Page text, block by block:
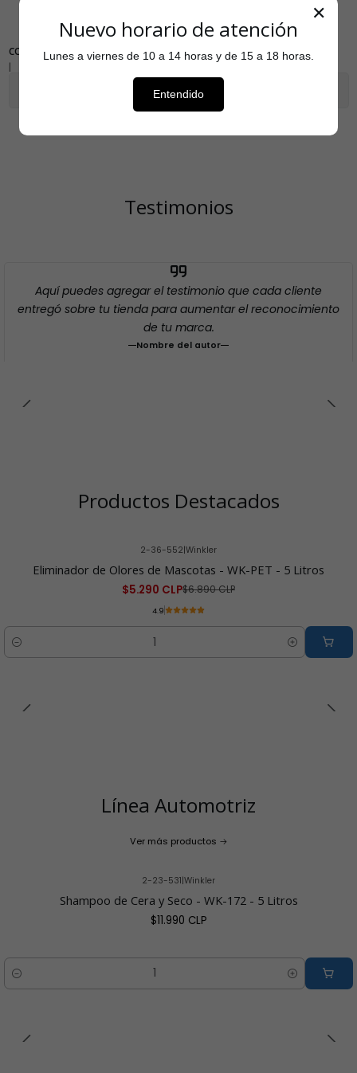
COMPARTIR
Mostrar stock de ubicaciones
Testimonios
Aquí puedes agregar el testimonio que cada cliente
entregó sobre tu tienda para aumentar el reconocimiento
de tu marca.
Nombre del autor
Productos Destacados
2-36-552|Winkler
Eliminador de Olores de Mascotas - WK-PET - 5 Litros
$5.290 CLP$6.890 CLP
4.9
Cantidad
Línea Automotriz
Ver más productos
2-23-531|Winkler
Shampoo de Cera y Seco - WK-172 - 5 Litros
$11.990 CLP
Cantidad
✕
Nuevo horario de atención
Lunes a viernes de 10 a 14 horas y de 15 a 18 horas.
Entendido